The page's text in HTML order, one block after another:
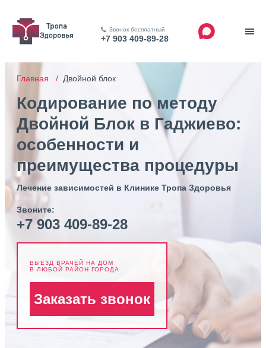
Звонок бесплатный
+7 903 409-89-28
Главная / Двойной блок
Кодирование по методу
Двойной Блок в Гаджиево:
особенности и
преимущества процедуры
Лечение зависимостей в Клинике Тропа Здоровья
Звоните:
+7 903 409-89-28
ВЫЕЗД ВРАЧЕЙ НА ДОМ
В ЛЮБОЙ РАЙОН ГОРОДА
Заказать звонок